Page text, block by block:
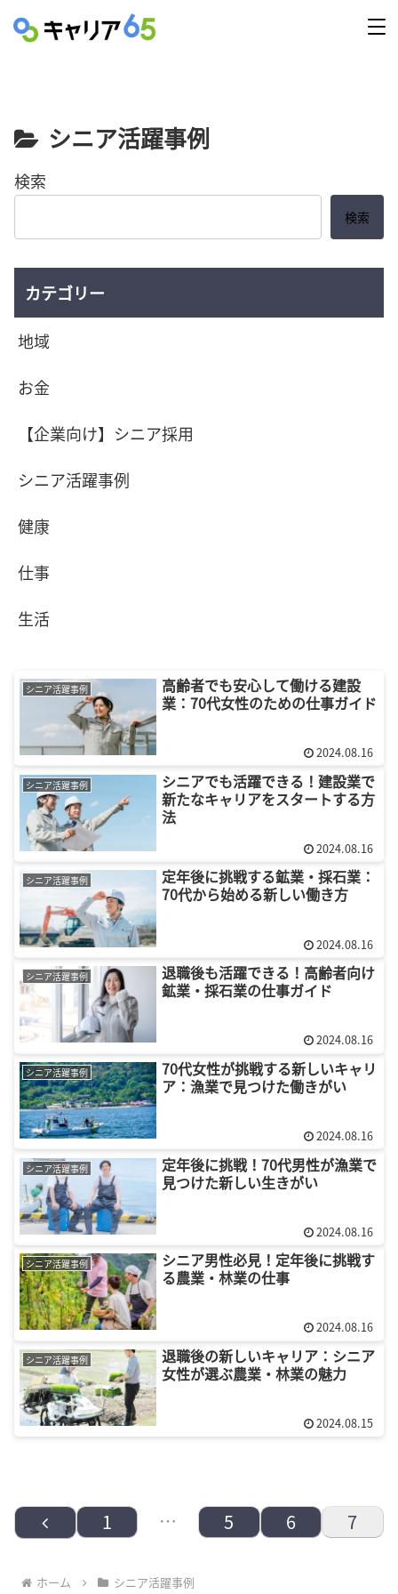
シニア活躍事例
検索
検索
カテゴリー
地域
お金
【企業向け】シニア採用
シニア活躍事例
健康
仕事
生活
シニア活躍事例
高齢者でも安心して働ける建設
業：70代女性のための仕事ガイド
2024.08.16
シニア活躍事例
シニアでも活躍できる！建設業で
新たなキャリアをスタートする方
法
2024.08.16
シニア活躍事例
定年後に挑戦する鉱業・採石業：
70代から始める新しい働き方
2024.08.16
シニア活躍事例
退職後も活躍できる！高齢者向け
鉱業・採石業の仕事ガイド
2024.08.16
シニア活躍事例
70代女性が挑戦する新しいキャリ
ア：漁業で見つけた働きがい
2024.08.16
シニア活躍事例
定年後に挑戦！70代男性が漁業で
見つけた新しい生きがい
2024.08.16
シニア活躍事例
シニア男性必見！定年後に挑戦す
る農業・林業の仕事
2024.08.16
シニア活躍事例
退職後の新しいキャリア：シニア
女性が選ぶ農業・林業の魅力
2024.08.15
前
1 … 5 6 7
ホーム シニア活躍事例